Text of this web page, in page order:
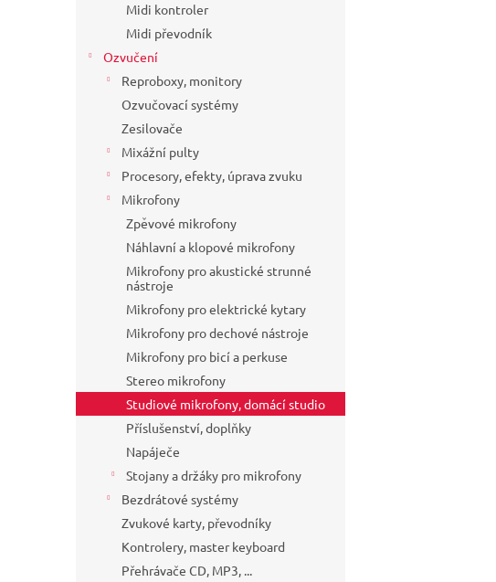
Midi kontroler
Midi převodník
Ozvučení
Reproboxy, monitory
Ozvučovací systémy
Zesilovače
Mixážní pulty
Procesory, efekty, úprava zvuku
Mikrofony
Zpěvové mikrofony
Náhlavní a klopové mikrofony
Mikrofony pro akustické strunné
nástroje
Mikrofony pro elektrické kytary
Mikrofony pro dechové nástroje
Mikrofony pro bicí a perkuse
Stereo mikrofony
Studiové mikrofony, domácí studio
Příslušenství, doplňky
Napáječe
Stojany a držáky pro mikrofony
Bezdrátové systémy
Zvukové karty, převodníky
Kontrolery, master keyboard
Přehrávače CD, MP3, ...